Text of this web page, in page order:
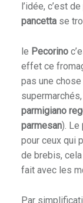
l’idée, c’est
pancettase
le Pecorino
effet ce
pas une
parmigiano
parmesan). Le
pour ceux qui
de brebis,
fait avec les
Par